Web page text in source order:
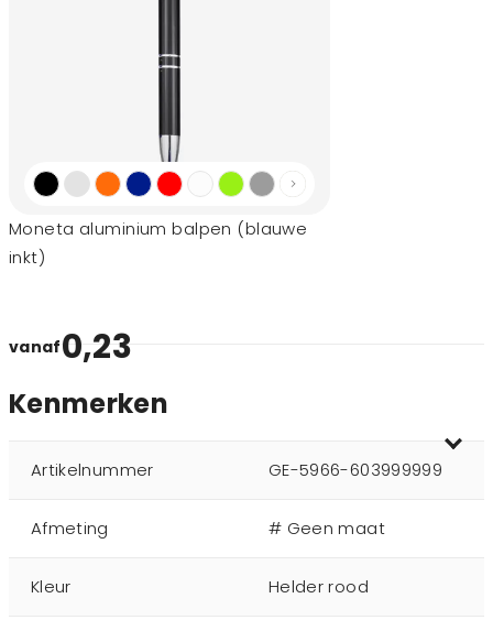
Moneta aluminium balpen (blauwe
inkt)
vanaf0,23
Kenmerken
Artikelnummer GE-5966-603999999
Afmeting # Geen maat
Kleur Helder rood